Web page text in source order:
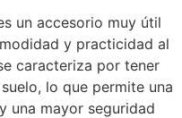
un accesorio muy útil
y practicidad al
caracteriza por tener
lo que permite una
una mayor seguridad